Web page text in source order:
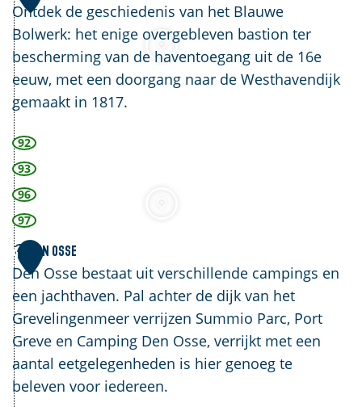
m
Z
i
e
r
i
k
z
e
e
e
v
e
n
s
m
o
n
s
t
e
r
t
o
r
e
n
'
Ontdek de geschiedenis van het Blauwe
Bolwerk: het enige overgebleven bastion ter
bescherming van de haventoegang uit de 16e
eeuw, met een doorgang naar de Westhavendijk
gemaakt in 1817.
l
a
u
w
e
B
o
l
w
e
r
k
92
93
96
97
4 Den Osse
Den Osse bestaat uit verschillende campings en
een jachthaven. Pal achter de dijk van het
Grevelingenmeer verrijzen Summio Parc, Port
Greve en Camping Den Osse, verrijkt met een
aantal eetgelegenheden is hier genoeg te
beleven voor iedereen.
D
e
n
O
s
s
e